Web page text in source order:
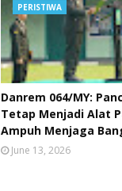
PERISTIWA
Danrem 064/MY:
Tetap Menjadi Alat
Ampuh Menjaga
June 13, 2026